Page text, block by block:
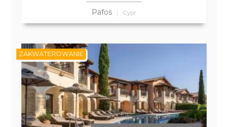
Pafos Cypr
ZAKWATEROWANIE